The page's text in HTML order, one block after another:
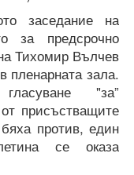
заседание на
за предсрочно
Тихомир Вълчев
пленарната зала.
"за”
присъстващите
против, един
се оказа